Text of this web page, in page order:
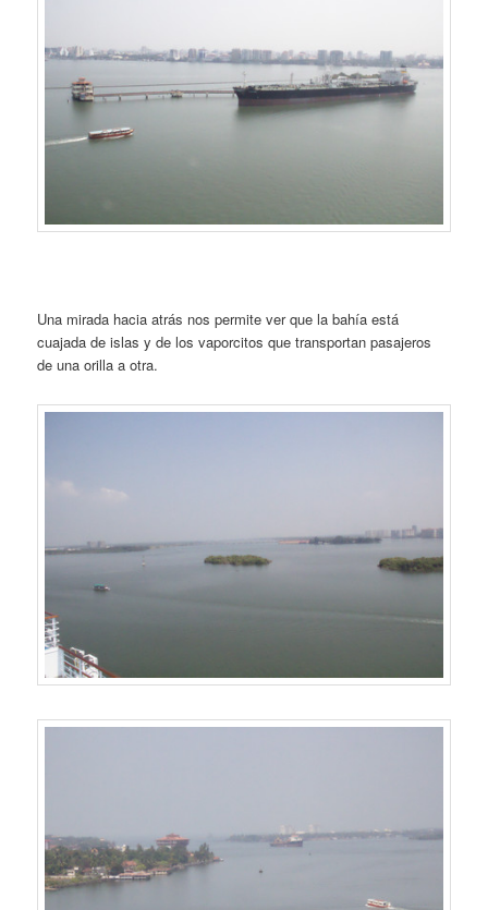
Una mirada hacia atrás nos permite ver que la bahía está
cuajada de islas y de los vaporcitos que transportan pasajeros
de una orilla a otra.